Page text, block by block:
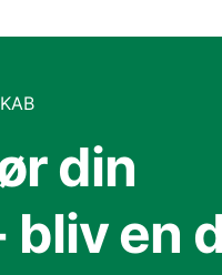
din
en